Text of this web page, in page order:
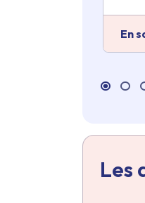
En
Les